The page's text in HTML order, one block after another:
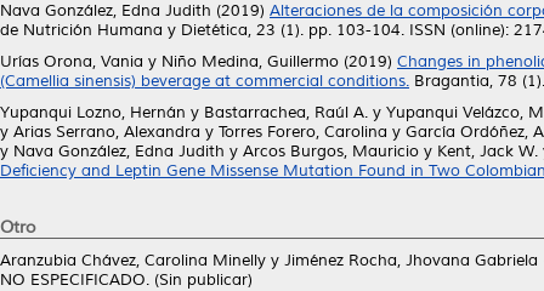
Nava González, Edna Judith (2019) Alteraciones de la composición
de Nutrición Humana y Dietética, 23 (1). pp. 103-104. ISSN (online):
Urías Orona, Vania y Niño Medina, Guillermo (2019) Changes in
(Camellia sinensis) beverage at commercial conditions. Bragantia, 78
Yupanqui Lozno, Hernán y Bastarrachea, Raúl A. y Yupanqui Velázco,
y Arias Serrano, Alexandra y Torres Forero, Carolina y García Ordóñez,
y Nava González, Edna Judith y Arcos Burgos, Mauricio y Kent, Jack W.
Deficiency and Leptin Gene Missense Mutation Found in Two
Otro
Aranzubia Chávez, Carolina Minelly y Jiménez Rocha, Jhovana Gabriela
NO ESPECIFICADO. (Sin publicar)